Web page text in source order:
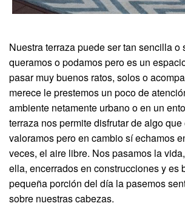
Nuestra terraza puede ser tan sencilla o
queramos o podamos pero es un
pasar muy buenos ratos, solos o
merece le prestemos un poco de
ambiente netamente urbano o en un
terraza nos permite disfrutar de algo
valoramos pero en cambio sí echamos
veces, el aire libre. Nos pasamos la
ella, encerrados en construcciones y es
pequeña porción del día la pasemos
sobre nuestras cabezas.